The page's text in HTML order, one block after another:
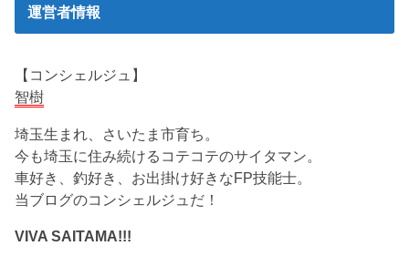
運営者情報
【コンシェルジュ】
智樹
埼玉生まれ、さいたま市育ち。
今も埼玉に住み続けるコテコテのサイタマン。
車好き、釣好き、お出掛け好きなFP技能士。
当ブログのコンシェルジュだ！
VIVA SAITAMA!!!